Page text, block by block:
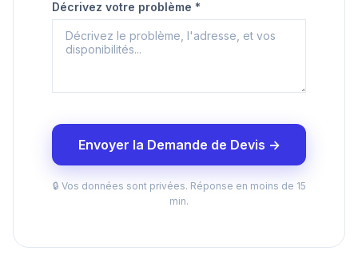
Décrivez votre problème *
Envoyer la Demande de Devis →
🔒 Vos données sont privées. Réponse en moins de 15
min.